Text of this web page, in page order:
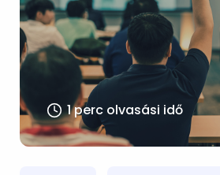
1 perc olvasási idő